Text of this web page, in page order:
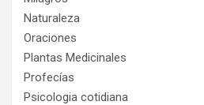
Naturaleza
Oraciones
Plantas Medicinales
Profecías
Psicologia cotidiana